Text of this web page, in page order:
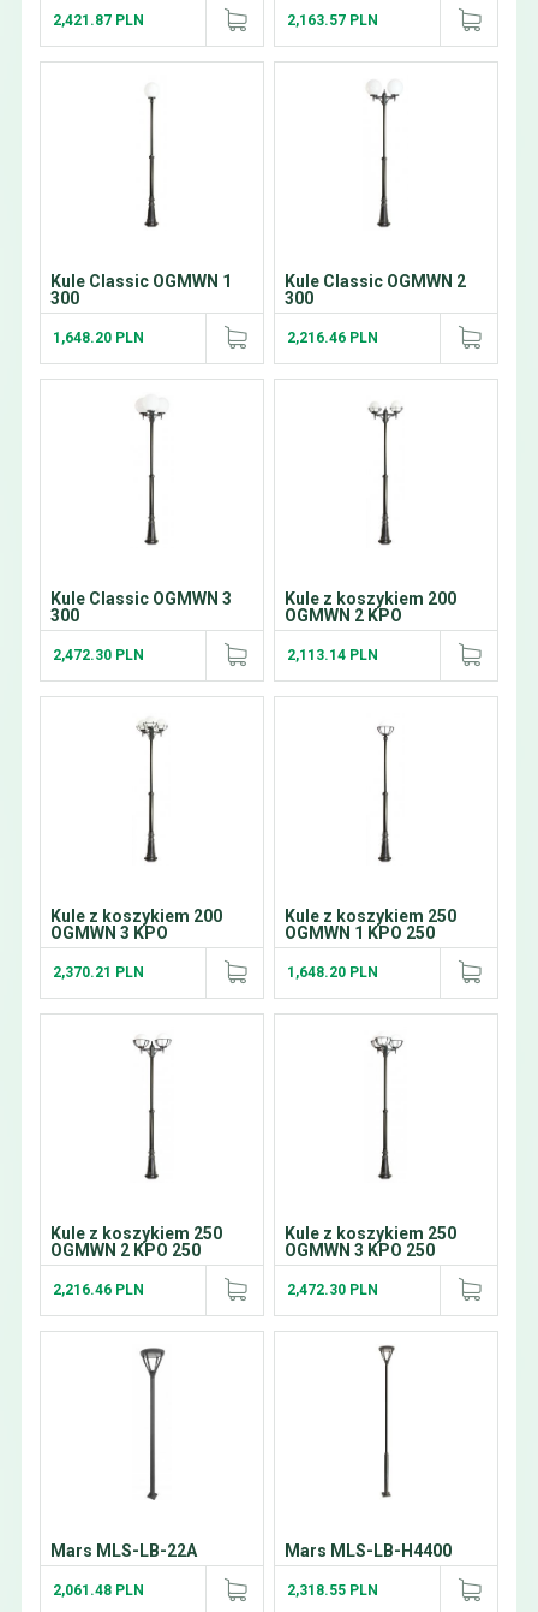
2,421.87 PLN 2,163.57 PLN
Kule Classic OGMWN 1
300
1,648.20 PLN
Kule Classic OGMWN 2
300
2,216.46 PLN
Kule Classic OGMWN 3
300
2,472.30 PLN
Kule z koszykiem 200
OGMWN 2 KPO
2,113.14 PLN
Kule z koszykiem 200
OGMWN 3 KPO
2,370.21 PLN
Kule z koszykiem 250
OGMWN 1 KPO 250
1,648.20 PLN
Kule z koszykiem 250
OGMWN 2 KPO 250
2,216.46 PLN
Kule z koszykiem 250
OGMWN 3 KPO 250
2,472.30 PLN
Mars MLS-LB-22A
2,061.48 PLN
Mars MLS-LB-H4400
2,318.55 PLN